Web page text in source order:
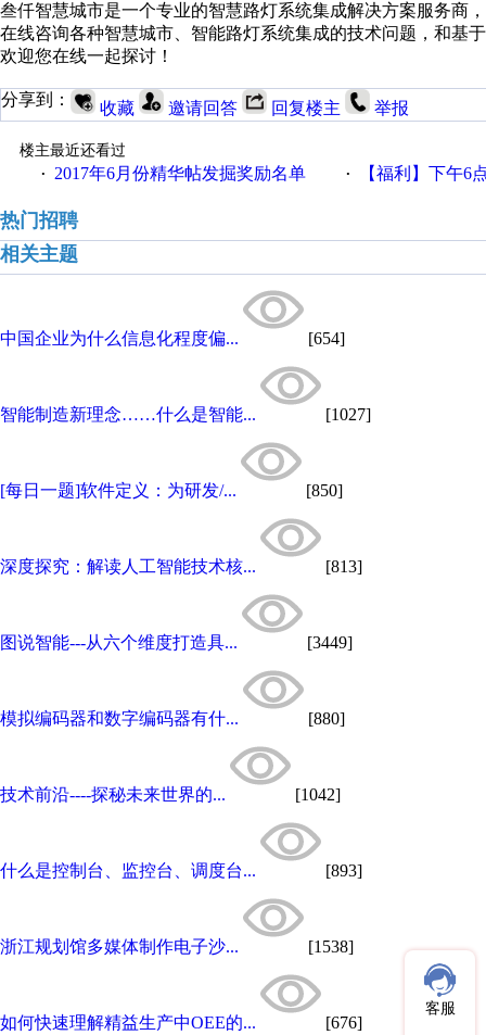
叁仟智慧城市是一个专业的智慧路灯系统集成解决方案服务商
在线咨询各种智慧城市、智能路灯系统集成的技术问题，和基
欢迎您在线一起探讨！
分享到： 收藏 邀请回答 回复楼主 举报
楼主最近还看过
·
2017年6月份精华帖发掘奖励名单 · 【福利】下午6点论坛大
热门招聘
相关主题
中国企业为什么信息化程度偏... [654]
智能制造新理念……什么是智能... [1027]
[每日一题]软件定义：为研发/... [850]
深度探究：解读人工智能技术核... [813]
图说智能---从六个维度打造具... [3449]
模拟编码器和数字编码器有什... [880]
技术前沿----探秘未来世界的... [1042]
什么是控制台、监控台、调度台... [893]
浙江规划馆多媒体制作电子沙... [1538]
如何快速理解精益生产中OEE的... [676]
客服